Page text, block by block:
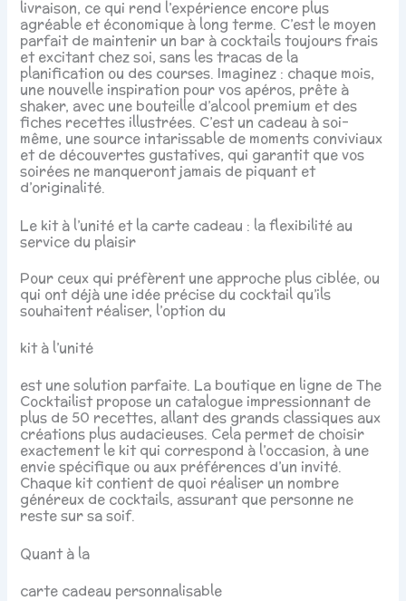
livraison, ce qui rend l’expérience encore plus
agréable et économique à long terme. C’est le moyen
parfait de maintenir un bar à cocktails toujours frais
et excitant chez soi, sans les tracas de la
planification ou des courses. Imaginez : chaque mois,
une nouvelle inspiration pour vos apéros, prête à
shaker, avec une bouteille d’alcool premium et des
fiches recettes illustrées. C’est un cadeau à soi-
même, une source intarissable de moments conviviaux
et de découvertes gustatives, qui garantit que vos
soirées ne manqueront jamais de piquant et
d’originalité.
Le kit à l’unité et la carte cadeau : la flexibilité au
service du plaisir
Pour ceux qui préfèrent une approche plus ciblée, ou
qui ont déjà une idée précise du cocktail qu’ils
souhaitent réaliser, l’option du
kit à l’unité
est une solution parfaite. La boutique en ligne de The
Cocktailist propose un catalogue impressionnant de
plus de 50 recettes, allant des grands classiques aux
créations plus audacieuses. Cela permet de choisir
exactement le kit qui correspond à l’occasion, à une
envie spécifique ou aux préférences d’un invité.
Chaque kit contient de quoi réaliser un nombre
généreux de cocktails, assurant que personne ne
reste sur sa soif.
Quant à la
carte cadeau personnalisable